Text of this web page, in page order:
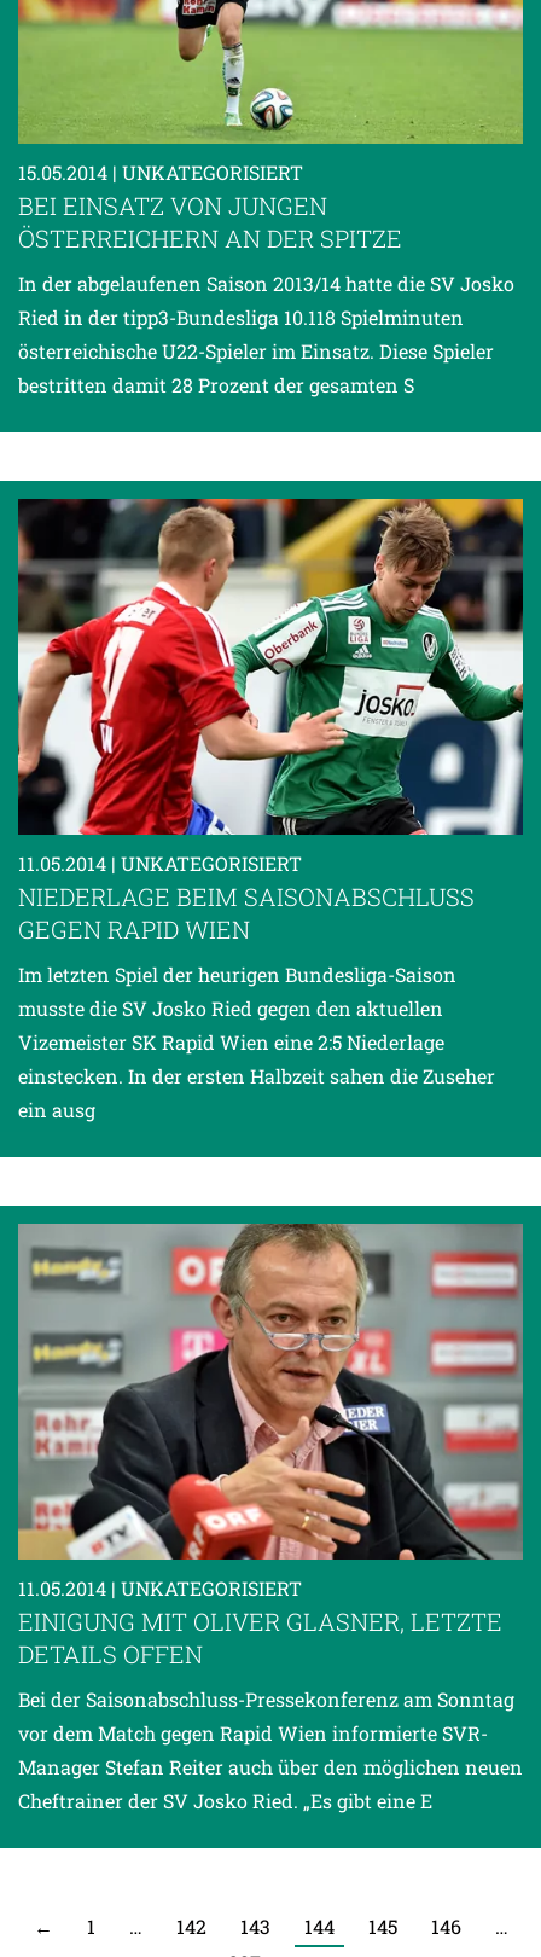
15.05.2014 | UNKATEGORISIERT
BEI EINSATZ VON JUNGEN
ÖSTERREICHERN AN DER SPITZE
In der abgelaufenen Saison 2013/14 hatte die SV Josko
Ried in der tipp3-Bundesliga 10.118 Spielminuten
österreichische U22-Spieler im Einsatz. Diese Spieler
bestritten damit 28 Prozent der gesamten S
11.05.2014 | UNKATEGORISIERT
NIEDERLAGE BEIM SAISONABSCHLUSS
GEGEN RAPID WIEN
Im letzten Spiel der heurigen Bundesliga-Saison
musste die SV Josko Ried gegen den aktuellen
Vizemeister SK Rapid Wien eine 2:5 Niederlage
einstecken. In der ersten Halbzeit sahen die Zuseher
ein ausg
11.05.2014 | UNKATEGORISIERT
EINIGUNG MIT OLIVER GLASNER, LETZTE
DETAILS OFFEN
Bei der Saisonabschluss-Pressekonferenz am Sonntag
vor dem Match gegen Rapid Wien informierte SVR-
Manager Stefan Reiter auch über den möglichen neuen
Cheftrainer der SV Josko Ried. „Es gibt eine E
← 1 … 142 143 144 145 146
…